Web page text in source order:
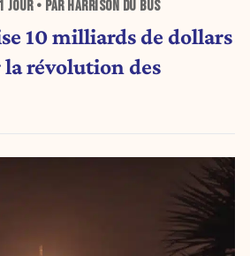
1 JOUR• PAR HARRISON DU BUS
10 milliards de dollars
révolution des